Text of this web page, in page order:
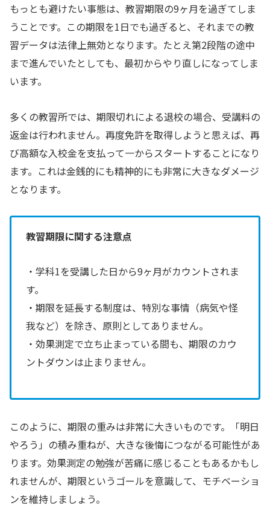
もっとも避けたい事態は、教習期限の9ヶ月を過ぎてしま
うことです。この期限を1日でも過ぎると、それまでの教
習データは法律上無効となります。たとえ第2段階の途中
まで進んでいたとしても、最初からやり直しになってしま
います。
多くの教習所では、期限切れによる退校の場合、受講料の
返金は行われません。再度免許を取得しようと思えば、再
び高額な入校金を支払って一からスタートすることになり
ます。これは金銭的にも精神的にも非常に大きなダメージ
となります。
教習期限に関する注意点
・学科1を受講した日から9ヶ月がカウントされま
す。
・期限を延長する制度は、特別な事情（病気や怪
我など）を除き、原則としてありません。
・効果測定で立ち止まっている間も、期限のカウ
ントダウンは止まりません。
このように、期限の重みは非常に大きいものです。「明日
やろう」の積み重ねが、大きな後悔につながる可能性があ
ります。効果測定の勉強が苦痛に感じることもあるかもし
れませんが、期限というゴールを意識して、モチベーショ
ンを維持しましょう。